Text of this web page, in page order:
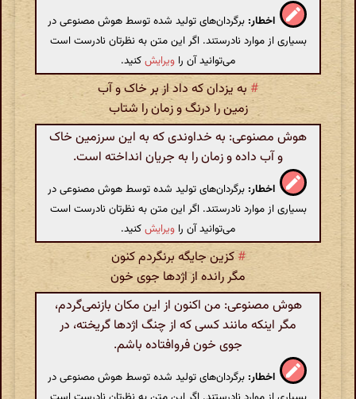
اخطار: برگردان‌های تولید شده توسط هوش مصنوعی در
بسیاری از موارد نادرستند. اگر این متن به نظرتان نادرست است
می‌توانید آن را ویرایشکنید.
# به یزدان که داد از بر خاک و آب
زمین را درنگ و زمان را شتاب
هوش مصنوعی: به خداوندی که به این سرزمین خاک
و آب داده و زمان را به جریان انداخته است.
اخطار: برگردان‌های تولید شده توسط هوش مصنوعی در
بسیاری از موارد نادرستند. اگر این متن به نظرتان نادرست است
می‌توانید آن را ویرایشکنید.
#کزین جایگه برنگردم کنون
مگر رانده از اژدها جوی خون
هوش مصنوعی: من اکنون از این مکان بازنمی‌گردم،
مگر اینکه مانند کسی که از چنگ اژدها گریخته، در
جوی خون فروافتاده باشم.
اخطار: برگردان‌های تولید شده توسط هوش مصنوعی در